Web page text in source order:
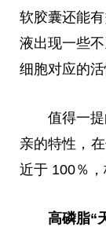
软胶囊还能
液出现一些
细胞对应的活
值得一
亲的特性 ，
近于 100％
高磷脂“